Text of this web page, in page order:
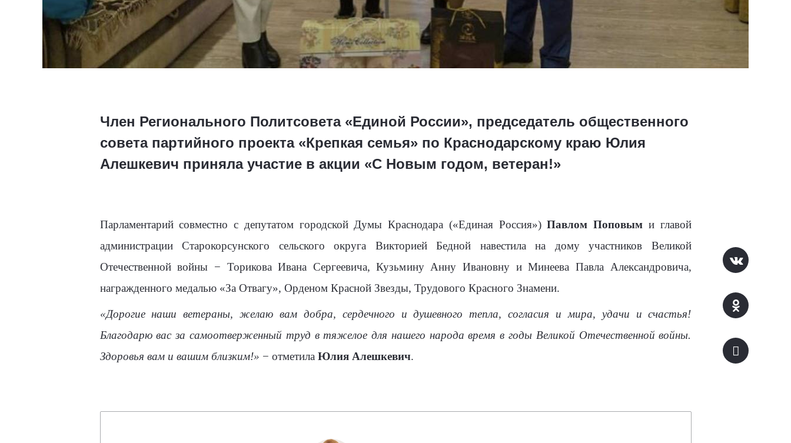
Член Регионального Политсовета «Единой России», председатель общественного
совета партийного проекта «Крепкая семья» по Краснодарскому краю Юлия
Алешкевич приняла участие в акции «С Новым годом, ветеран!»
Парламентарий совместно с депутатом городской Думы Краснодара («Единая Россия»)Павлом Поповым и главой
администрации Старокорсунского сельского округа Викторией Бедной навестила на дому участников Великой
Отечественной войны − Торикова Ивана Сергеевича, Кузьмину Анну Ивановну и Минеева Павла Александровича,
награжденного медалью «За Отвагу», Орденом Красной Звезды, Трудового Красного Знамени.
«Дорогие наши ветераны, желаю вам добра, сердечного и душевного тепла, согласия и мира, удачи и счастья!
Благодарю вас за самоотверженный труд в тяжелое для нашего народа время в годы Великой Отечественной войны.
Здоровья вам и вашим близким!» − отметила Юлия Алешкевич.